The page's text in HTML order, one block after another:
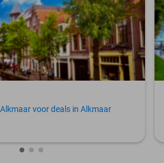
voor deals in Alkmaar